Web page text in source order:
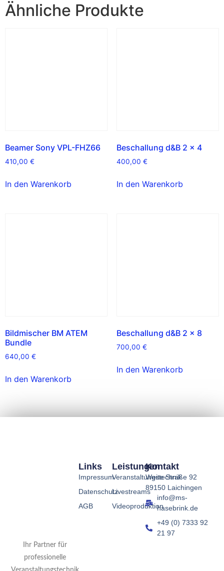
Ähnliche Produkte
Beamer Sony VPL-FHZ66
410,00 €
In den Warenkorb
Beschallung d&B 2 x 4
400,00 €
In den Warenkorb
Bildmischer BM ATEM
Bundle
640,00 €
In den Warenkorb
Beschallung d&B 2 x 8
700,00 €
In den Warenkorb
Ihr Partner für
professionelle
Leistungen
Veranstaltungstechnik
Livestreams
Videoproduktion
Links
Impressum
Datenschutz
AGB
Kontakt
Weite Straße 92
89150 Laichingen
info@ms-
hasebrink.de
+49 (0) 7333 92
21 97